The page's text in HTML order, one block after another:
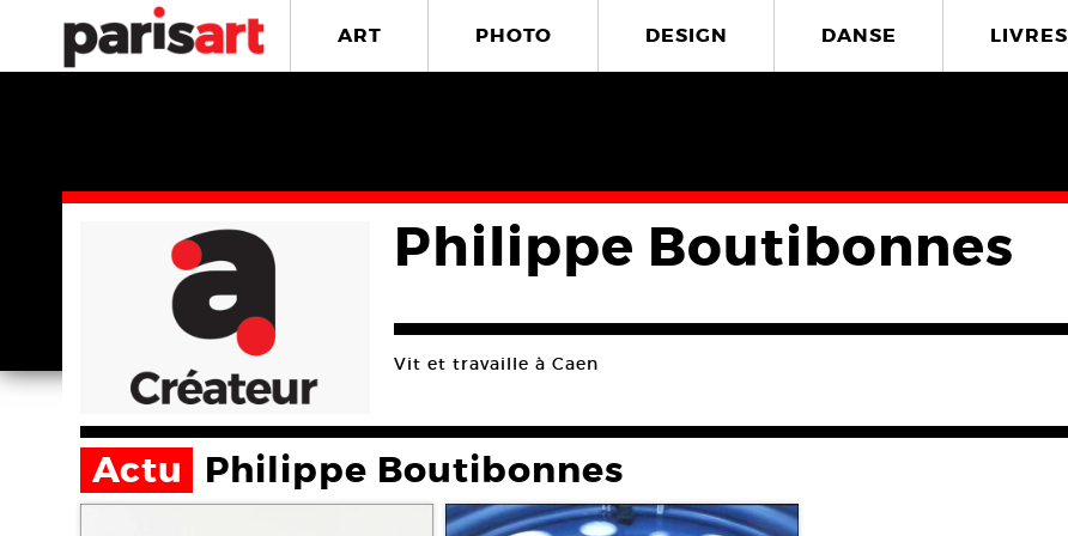
ART PHOTO DESIGN DANSE LIVRES
Philippe Boutibonnes
Vit et travaille à Caen
Actu Philippe Boutibonnes